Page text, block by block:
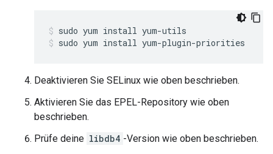
sudo yum install yum-plugin-priorities
Deaktivieren Sie SELinux wie oben beschrieben.
Aktivieren Sie das EPEL-Repository wie oben
beschrieben.
Prüfe deine libdb4 -Version wie oben beschrieben.